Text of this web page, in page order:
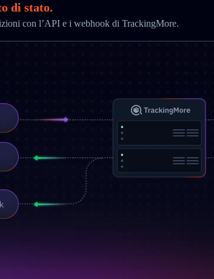
di stato.
con l’API e i webhook di TrackingMore.